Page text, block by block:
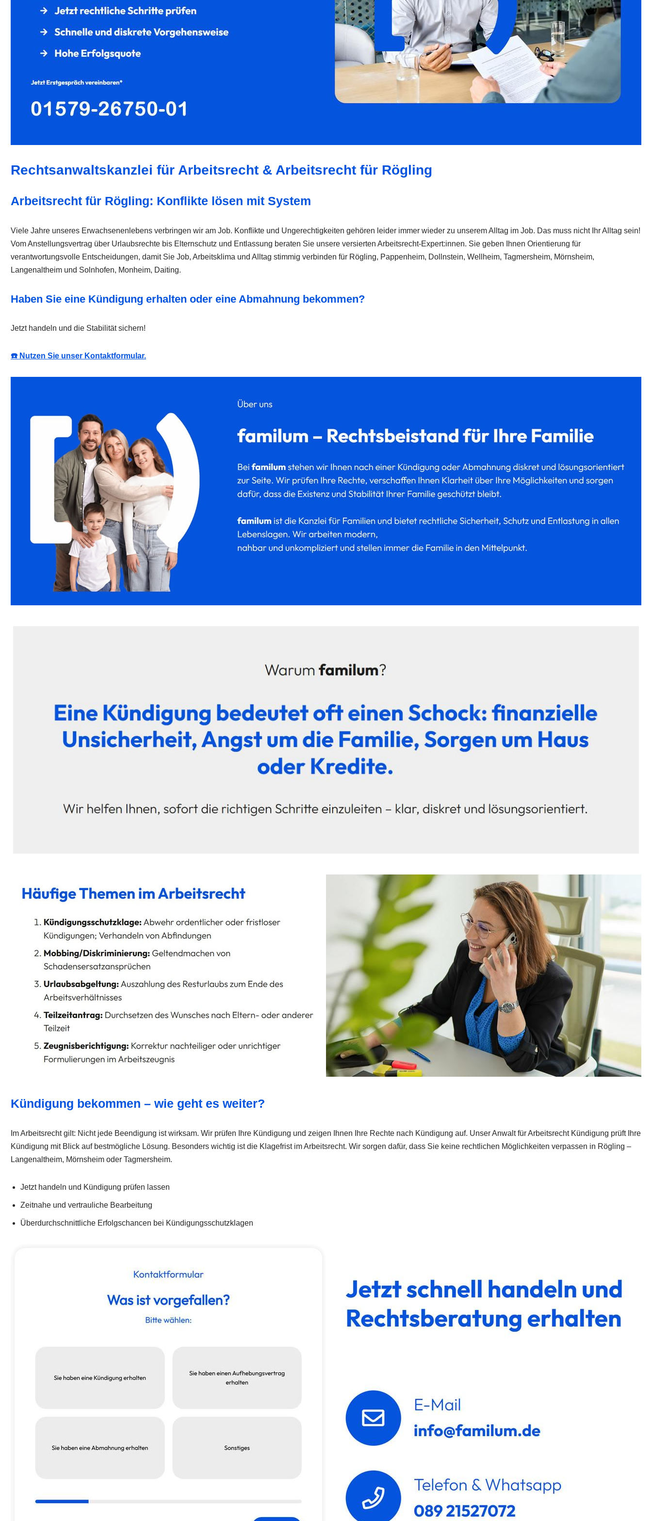
Rechtsanwaltskanzlei für Arbeitsrecht & Arbeitsrecht für Rögling
Arbeitsrecht für Rögling: Konflikte lösen mit System
Viele Jahre unseres Erwachsenenlebens verbringen wir am Job. Konflikte und Ungerechtigkeiten gehören leider immer wieder zu unserem Alltag im Job. Das muss nicht Ihr Alltag sein!
Vom Anstellungsvertrag über Urlaubsrechte bis Elternschutz und Entlassung beraten Sie unsere versierten Arbeitsrecht-Expert:innen. Sie geben Ihnen Orientierung für
verantwortungsvolle Entscheidungen, damit Sie Job, Arbeitsklima und Alltag stimmig verbinden für Rögling, Pappenheim, Dollnstein, Wellheim, Tagmersheim, Mörnsheim,
Langenaltheim und Solnhofen, Monheim, Daiting.
Haben Sie eine Kündigung erhalten oder eine Abmahnung bekommen?
Jetzt handeln und die Stabilität sichern!
☎️ Nutzen Sie unser Kontaktformular.
Kündigung bekommen – wie geht es weiter?
Im Arbeitsrecht gilt: Nicht jede Beendigung ist wirksam. Wir prüfen Ihre Kündigung und zeigen Ihnen Ihre Rechte nach Kündigung auf. Unser Anwalt für Arbeitsrecht Kündigung prüft Ihre
Kündigung mit Blick auf bestmögliche Lösung. Besonders wichtig ist die Klagefrist im Arbeitsrecht. Wir sorgen dafür, dass Sie keine rechtlichen Möglichkeiten verpassen in Rögling –
Langenaltheim, Mörnsheim oder Tagmersheim.
Jetzt handeln und Kündigung prüfen lassen
Zeitnahe und vertrauliche Bearbeitung
Überdurchschnittliche Erfolgschancen bei Kündigungsschutzklagen